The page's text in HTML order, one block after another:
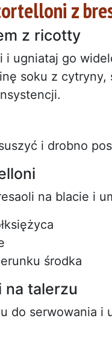
z
z ricotty
ugniataj go
soku z
i drobno
na blacie i
środka
na talerzu
do serwowania i